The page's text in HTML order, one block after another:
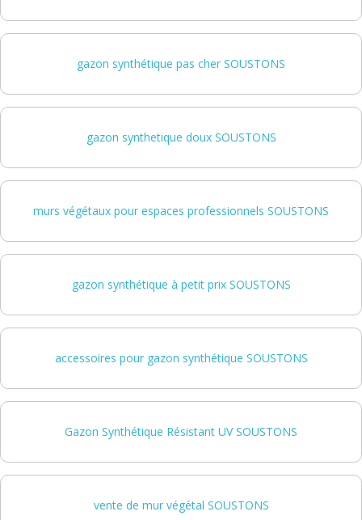
gazon synthétique pas cher SOUSTONS
gazon synthetique doux SOUSTONS
murs végétaux pour espaces professionnels SOUSTONS
gazon synthétique à petit prix SOUSTONS
accessoires pour gazon synthétique SOUSTONS
Gazon Synthétique Résistant UV SOUSTONS
vente de mur végétal SOUSTONS